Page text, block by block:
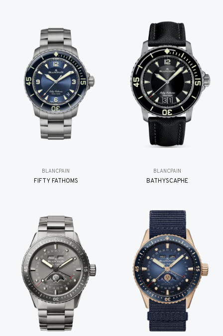
BLANCPAIN
FIFTY FATHOMS
BLANCPAIN
BATHYSCAPHE